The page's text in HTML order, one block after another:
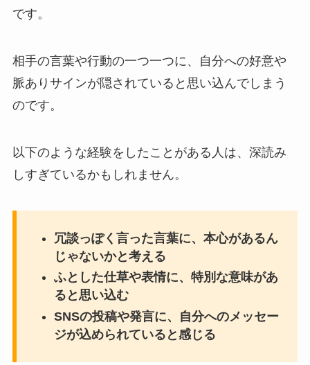
です。
相手の言葉や行動の一つ一つに、自分への好意や
脈ありサインが隠されていると思い込んでしまう
のです。
以下のような経験をしたことがある人は、深読み
しすぎているかもしれません。
冗談っぽく言った言葉に、本心があるん
じゃないかと考える
ふとした仕草や表情に、特別な意味があ
ると思い込む
SNSの投稿や発言に、自分へのメッセー
ジが込められていると感じる